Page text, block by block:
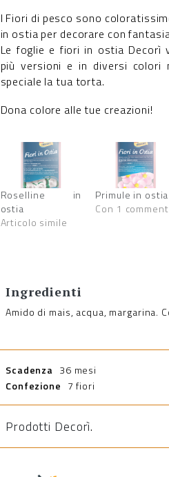
I Fiori di pesco sono
in ostia per decorare con
Le foglie e fiori in ostia Decorì
più versioni e in diversi colori
speciale la tua torta.
Dona colore alle tue creazioni!
Roselline in
ostia
Articolo simile
Primule in ostia
Con 1
Ingredienti
Amido di mais, acqua, margarina.
Scadenza 36 mesi
Confezione 7 fiori
Prodotti Decorì.